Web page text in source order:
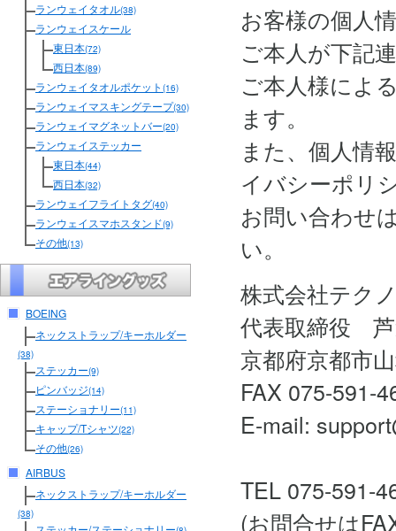
ランウェイタオル(38)
ランウェイスケール
東日本(72)
西日本(89)
ランウェイタオルポケット (16)
ランウェイマスキングテープ(30)
ランウェイマグネットバー(20)
ランウェイステッカー
東日本(44)
西日本(32)
ランウェイフライトタグ(40)
ランウェイスマホスタンド(9)
その他(13)
BOEING
ネックストラップ/キーホルダー
(38)
ステッカー(9)
ピンバッジ(14)
ステーショナリー(11)
キャップ/Tシャツ(22)
その他(26)
AIRBUS
ネックストラップ/キーホルダー
(38)
お客様の個人
ご本人が下記
ご本人様によ
ます。
また、個人情
イバシーポリ
お問い合わせ
い。
株式会社テク
代表取締役
京都府京都市
FAX 075-591-
E-mail:
TEL 075-591-
(お問合せは